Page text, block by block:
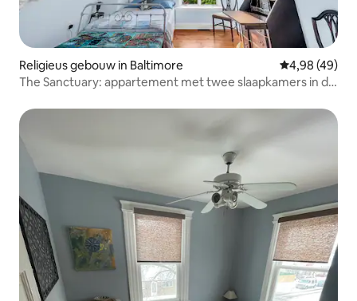
Religieus gebouw in Baltimore Gemiddelde
4,98 (49)
The Sanctuary: appartement met twee slaapkamers in de